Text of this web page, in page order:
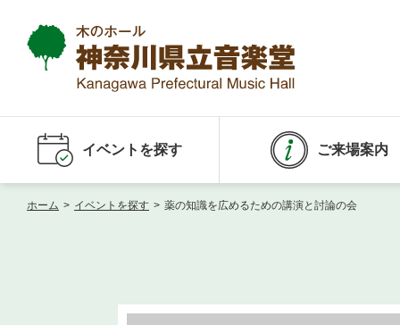
イベントを探す ご来場案内
ホーム > イベントを探す > 薬の知識を広めるための講演と討論の会